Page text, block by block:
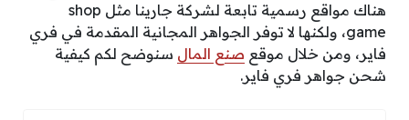
هناك مواقع رسمية تابعة لشركة جارينا مثل shop
game، ولكنها لا توفر الجواهر المجانية المقدمة في فري
فاير، ومن خلال موقع صنع المال سنوضح لكم كيفية
شحن جواهر فري فاير.